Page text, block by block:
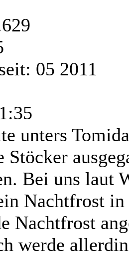
05 2011
unters
Bei uns laut
Nachtfrost
Nachtfrost
werde